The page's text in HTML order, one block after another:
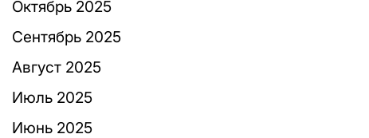
Октябрь 2025
Сентябрь 2025
Август 2025
Июль 2025
Июнь 2025